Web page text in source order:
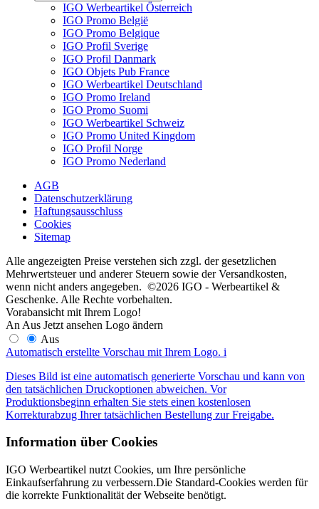
IGO Werbeartikel Österreich
IGO Promo België
IGO Promo Belgique
IGO Profil Sverige
IGO Profil Danmark
IGO Objets Pub France
IGO Werbeartikel Deutschland
IGO Promo Ireland
IGO Promo Suomi
IGO Werbeartikel Schweiz
IGO Promo United Kingdom
IGO Profil Norge
IGO Promo Nederland
AGB
Datenschutzerklärung
Haftungsausschluss
Cookies
Sitemap
Alle angezeigten Preise verstehen sich zzgl. der gesetzlichen
Mehrwertsteuer und anderer Steuern sowie der Versandkosten,
wenn nicht anders angegeben. ©2026 IGO - Werbeartikel &
Geschenke. Alle Rechte vorbehalten.
Vorabansicht mit Ihrem Logo!
An Aus Jetzt ansehen Logo ändern
Aus
Automatisch erstellte Vorschau mit Ihrem Logo. i
Dieses Bild ist eine automatisch generierte Vorschau und kann von
den tatsächlichen Druckoptionen abweichen. Vor
Produktionsbeginn erhalten Sie stets einen kostenlosen
Korrekturabzug Ihrer tatsächlichen Bestellung zur Freigabe.
Information über Cookies
IGO Werbeartikel nutzt Cookies, um Ihre persönliche
Einkaufserfahrung zu verbessern.Die Standard-Cookies werden für
die korrekte Funktionalität der Webseite benötigt.